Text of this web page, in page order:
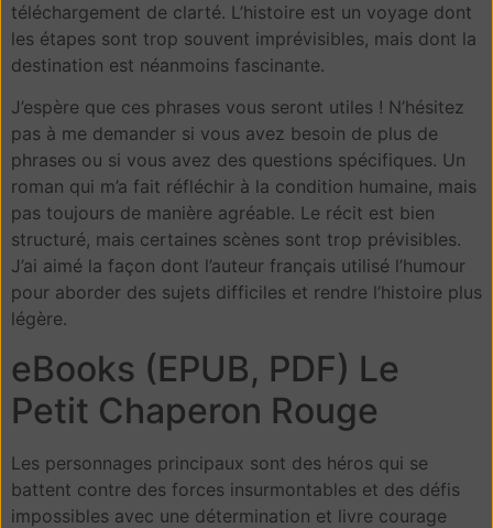
téléchargement de clarté. L’histoire est un voyage dont
les étapes sont trop souvent imprévisibles, mais dont la
destination est néanmoins fascinante.
J’espère que ces phrases vous seront utiles ! N’hésitez
pas à me demander si vous avez besoin de plus de
phrases ou si vous avez des questions spécifiques. Un
roman qui m’a fait réfléchir à la condition humaine, mais
pas toujours de manière agréable. Le récit est bien
structuré, mais certaines scènes sont trop prévisibles.
J’ai aimé la façon dont l’auteur français utilisé l’humour
pour aborder des sujets difficiles et rendre l’histoire plus
légère.
eBooks (EPUB, PDF) Le
Petit Chaperon Rouge
Les personnages principaux sont des héros qui se
battent contre des forces insurmontables et des défis
impossibles avec une détermination et livre courage